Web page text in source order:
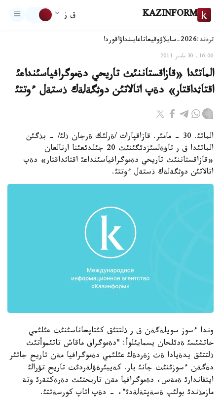
KAZINFORM ق ز
ترەند:2026-سايلاۋ وقيعاتاعايىنداۋاقوردا
16:06, 30 مامىر 2011
الماتئدا «قازاقستاننئث تاريحي دةموگرافياسئنداعئ
اقتاثداقتار» دةپ اتالاتئن دوثگةلةك ذستةل ءوتتئ
الماتئ. 30 - مامئر. قازاقپارات /ةرلئك ةرجان ذلئ/ - بذگئن
الماتئدا ق ر تاؤةلسئزدئگئنئث 20 جئلدئعئنا ارنالعان
«قازاقستاننئث تاريحي دةموگرافياسئنداعئ اقتاثداقتار» دةپ
اتالاتئن دوثگةلةك ذستةل ءوتتئ.
وندا ءسوز سويلةگةن ق ر ذلتتئق كئتاپحاناسئنئث عئلئمي
حاتشئسئ ةدئلحان يسمايئلوأ: "دةموگراف ماقاش تاتئموأتئث
ذلتتئق يدةيادا ةث زةردةلئ عئلئمي دةموگرافيا مةن تاريح جاتئر
دةگةن ءسوزئنئث جانئ بار. كةيبئرةؤلةردئث تاريح تؤرالئ
ايتقاندارئ ةمةس، دةموگرافيا مةن تاريحتئث دةرةكتةرئ وتة
مازمذندئ بولئپ ةسةپتةلةدئ"، - دةپ اتاپ كورسةتتئ.